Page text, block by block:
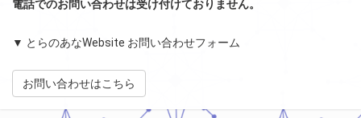
電話でのお問い合わせは受け付けておりません。
▼ とらのあなWebsite お問い合わせフォーム
お問い合わせはこちら